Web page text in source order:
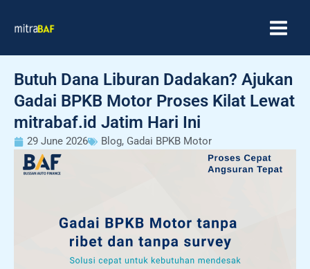
Butuh Dana Liburan Dadakan? Ajukan
Gadai BPKB Motor Proses Kilat Lewat
mitrabaf.id Jatim Hari Ini
29 June 2026 Blog, Gadai BPKB Motor